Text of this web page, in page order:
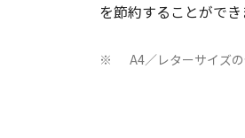
を節約することができ
※ A4／レターサイズの